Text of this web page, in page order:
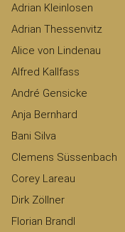
Adrian Kleinlosen
Adrian Thessenvitz
Alice von Lindenau
Alfred Kallfass
André Gensicke
Anja Bernhard
Bani Silva
Clemens Süssenbach
Corey Lareau
Dirk Zöllner
Florian Brandl